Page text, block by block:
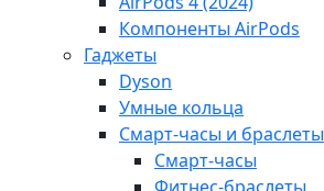
Компоненты AirPods
Гаджеты
Dyson
Умные кольца
Смарт-часы и браслеты
Смарт-часы